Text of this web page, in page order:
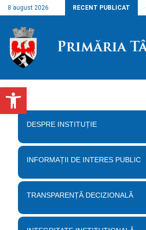
Deschide bara de unelte
8 august 2026 RECENT PUBLICAT
lucrărilor…
DESPRE INSTITUȚIE
INFORMAȚII DE INTERES PUBLIC
TRANSPARENȚĂ DECIZIONALĂ